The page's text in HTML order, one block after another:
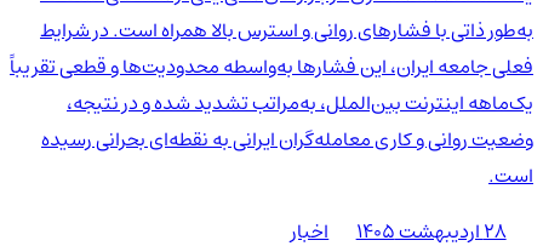
به‌طور ذاتی با فشارهای روانی و استرس بالا همراه است. در شرایط
فعلی جامعه ایران، این فشارها به‌واسطه محدودیت‌ها و قطعی تقریباً
یک‌ماهه اینترنت بین‌الملل، به‌مراتب تشدید شده و در نتیجه،
وضعیت روانی و کاری معامله‌گران ایرانی به نقطه‌ای بحرانی رسیده
است.
۲۸ اردیبهشت ۱۴۰۵
اخبار